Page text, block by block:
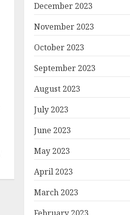
December 2023
November 2023
October 2023
September 2023
August 2023
July 2023
June 2023
May 2023
April 2023
March 2023